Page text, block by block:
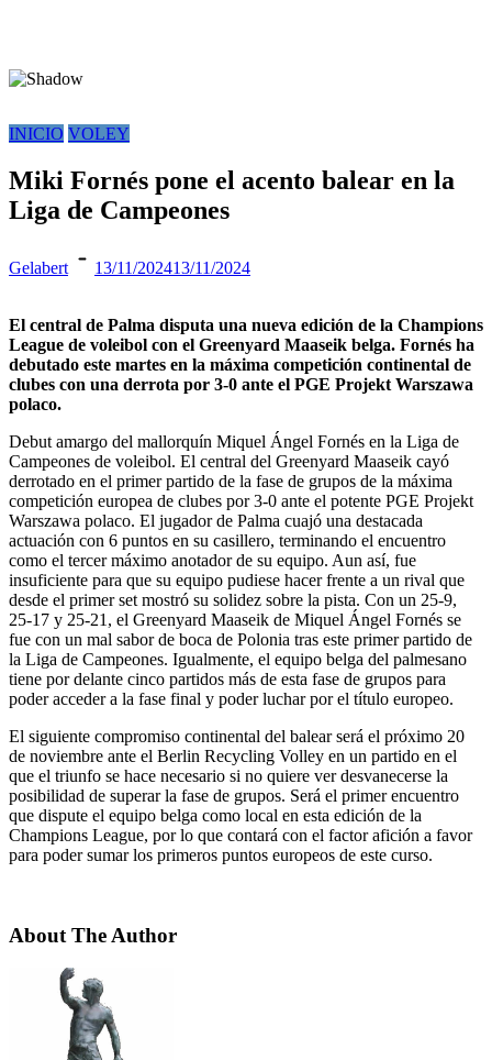
INICIO VOLEY
Miki Fornés pone el acento balear en la
Liga de Campeones
Gelabert 13/11/202413/11/2024
El central de Palma disputa una nueva edición de la Champions
League de voleibol con el Greenyard Maaseik belga. Fornés ha
debutado este martes en la máxima competición continental de
clubes con una derrota por 3-0 ante el PGE Projekt Warszawa
polaco.
Debut amargo del mallorquín Miquel Ángel Fornés en la Liga de
Campeones de voleibol. El central del Greenyard Maaseik cayó
derrotado en el primer partido de la fase de grupos de la máxima
competición europea de clubes por 3-0 ante el potente PGE Projekt
Warszawa polaco. El jugador de Palma cuajó una destacada
actuación con 6 puntos en su casillero, terminando el encuentro
como el tercer máximo anotador de su equipo. Aun así, fue
insuficiente para que su equipo pudiese hacer frente a un rival que
desde el primer set mostró su solidez sobre la pista. Con un 25-9,
25-17 y 25-21, el Greenyard Maaseik de Miquel Ángel Fornés se
fue con un mal sabor de boca de Polonia tras este primer partido de
la Liga de Campeones. Igualmente, el equipo belga del palmesano
tiene por delante cinco partidos más de esta fase de grupos para
poder acceder a la fase final y poder luchar por el título europeo.
El siguiente compromiso continental del balear será el próximo 20
de noviembre ante el Berlin Recycling Volley en un partido en el
que el triunfo se hace necesario si no quiere ver desvanecerse la
posibilidad de superar la fase de grupos. Será el primer encuentro
que dispute el equipo belga como local en esta edición de la
Champions League, por lo que contará con el factor afición a favor
para poder sumar los primeros puntos europeos de este curso.
About The Author